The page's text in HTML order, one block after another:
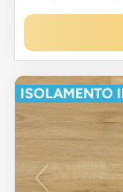
ISOLAMENTO